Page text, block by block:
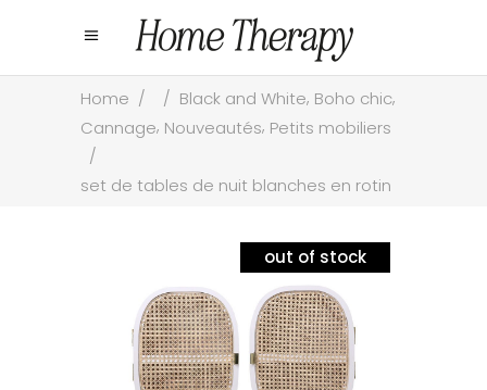
Home / / Black and White, Boho chic,
Cannage, Nouveautés, Petits mobiliers
/
set de tables de nuit blanches en rotin
out of stock